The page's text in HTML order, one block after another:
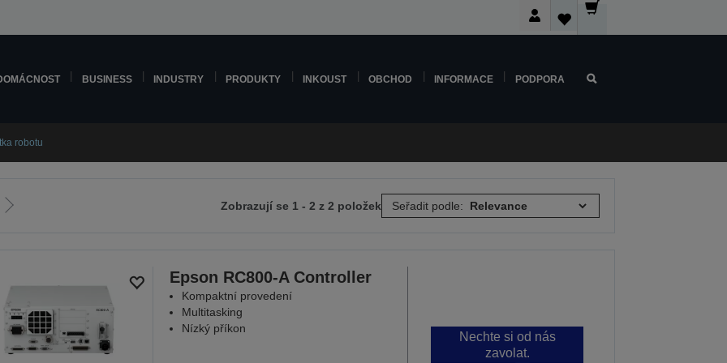
BUSINESS INDUSTRY PRODUKTY INKOUST OBCHOD INFORMACE PODPORA
robotu
Jít
Zobrazují se 1 - 2 z 2 položek Seřadit podle:
Epson RC800-A Controller
Kompaktní provedení
Multitasking
Nízký příkon
Nechte si od nás
zavolat.